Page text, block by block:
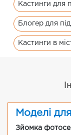
Кастинги для
Блогер для
Кастинги в
Моделі
Зйомка